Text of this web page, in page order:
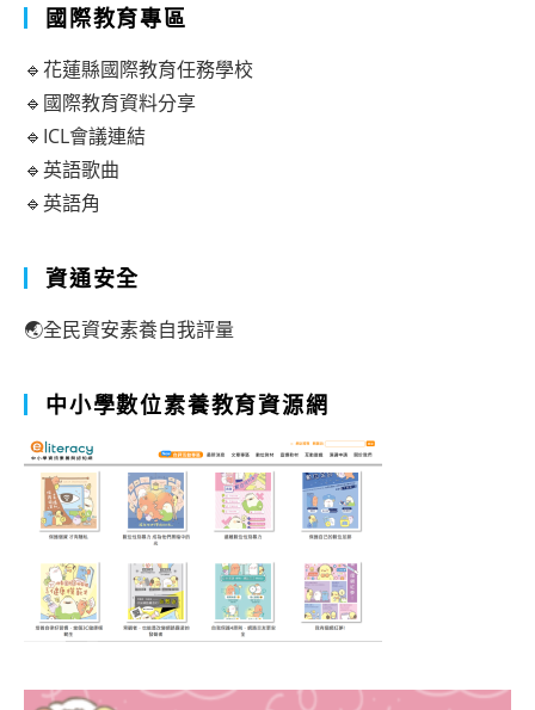
國際教育專區
🔹花蓮縣國際教育任務學校
🔹國際教育資料分享
🔹ICL會議連結
🔹英語歌曲
🔹英語角
資通安全
🌏全民資安素養自我評量
中小學數位素養教育資源網